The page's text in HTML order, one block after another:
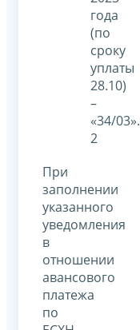
года
(по
сроку
уплаты
28.10)
–
«34/03».
2
При
заполнении
указанного
уведомления
в
отношении
авансового
платежа
по